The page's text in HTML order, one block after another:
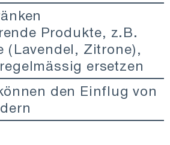
Produkte, z.B.
(Lavendel, Zitrone),
ersetzen
den Einflug von